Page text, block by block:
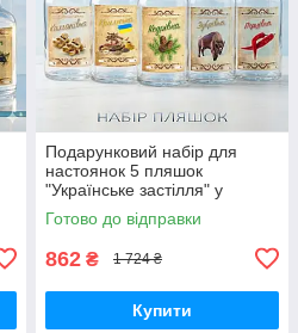
Подарунковий набір для
настоянок 5 пляшок
"Українське застілля" у
коробці зі спеціями для
домашніх міцних напоїв
Готово до відправки
862 ₴ 1 724 ₴
Купити